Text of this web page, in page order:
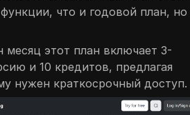
что и годовой план, но
месяц этот план включает 3-
и 10 кредитов, предлагая
нужен краткосрочный доступ.